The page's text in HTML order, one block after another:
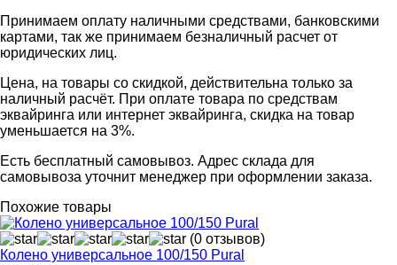
Принимаем оплату наличными средствами, банковскими
картами, так же принимаем безналичный расчет от
юридических лиц.
Цена, на товары со скидкой, действительна только за
наличный расчёт. При оплате товара по средствам
эквайринга или интернет эквайринга, скидка на товар
уменьшается на 3%.
Есть бесплатный самовывоз. Адрес склада для
самовывоза уточнит менеджер при оформлении заказа.
Похожие товары
(0 отзывов)
Колено универсальное 100/150 Pural